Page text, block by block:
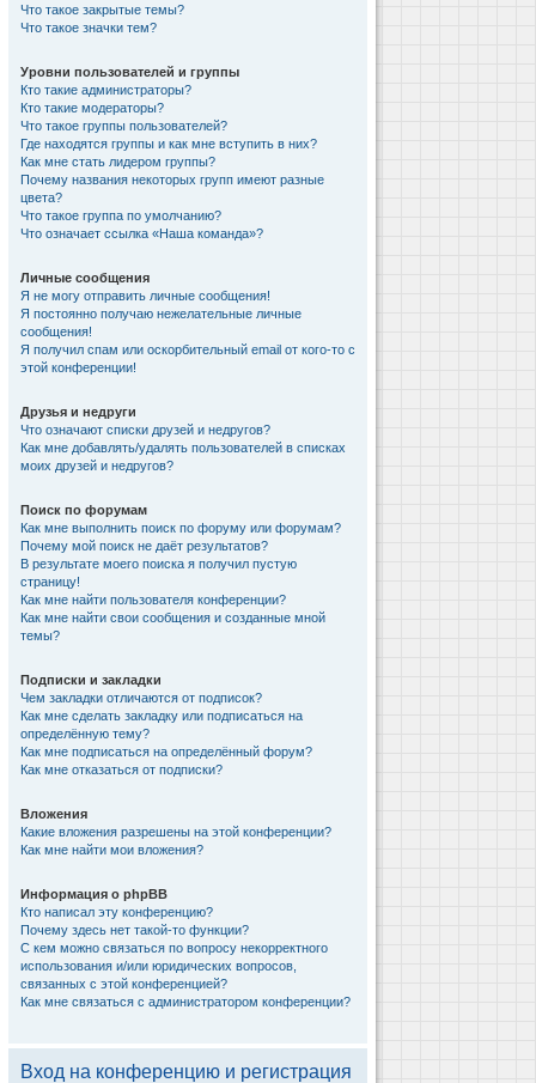
Что такое закрытые темы?
Что такое значки тем?
Уровни пользователей и группы
Кто такие администраторы?
Кто такие модераторы?
Что такое группы пользователей?
Где находятся группы и как мне вступить в них?
Как мне стать лидером группы?
Почему названия некоторых групп имеют разные
цвета?
Что такое группа по умолчанию?
Что означает ссылка «Наша команда»?
Личные сообщения
Я не могу отправить личные сообщения!
Я постоянно получаю нежелательные личные
сообщения!
Я получил спам или оскорбительный email от кого-то с
этой конференции!
Друзья и недруги
Что означают списки друзей и недругов?
Как мне добавлять/удалять пользователей в списках
моих друзей и недругов?
Поиск по форумам
Как мне выполнить поиск по форуму или форумам?
Почему мой поиск не даёт результатов?
В результате моего поиска я получил пустую
страницу!
Как мне найти пользователя конференции?
Как мне найти свои сообщения и созданные мной
темы?
Подписки и закладки
Чем закладки отличаются от подписок?
Как мне сделать закладку или подписаться на
определённую тему?
Как мне подписаться на определённый форум?
Как мне отказаться от подписки?
Вложения
Какие вложения разрешены на этой конференции?
Как мне найти мои вложения?
Информация о phpBB
Кто написал эту конференцию?
Почему здесь нет такой-то функции?
С кем можно связаться по вопросу некорректного
использования и/или юридических вопросов,
связанных с этой конференцией?
Как мне связаться с администратором конференции?
Вход на конференцию и регистрация